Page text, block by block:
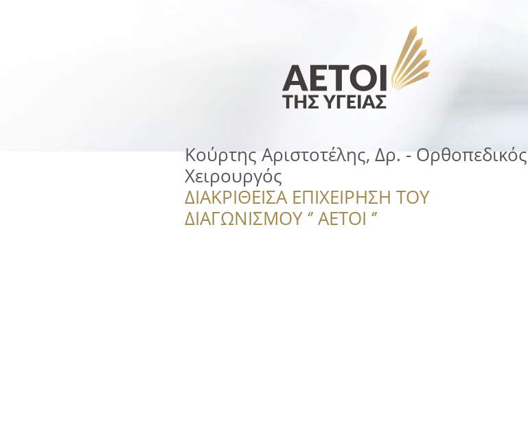
Κούρτης Αριστοτέλης, Δρ. - Ορθοπεδικός
Χειρουργός
ΔΙΑΚΡΙΘΕΙΣΑ ΕΠΙΧΕΙΡΗΣΗ ΤΟΥ
ΔΙΑΓΩΝΙΣΜΟΥ ‘’ ΑΕΤΟΙ ‘’